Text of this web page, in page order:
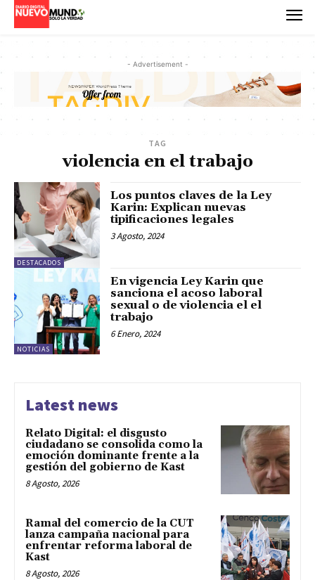
- Advertisement -
TAG
violencia en el trabajo
DESTACADOS
Los puntos claves de la Ley
Karin: Explican nuevas
tipificaciones legales
3 Agosto, 2024
NOTICIAS
En vigencia Ley Karin que
sanciona el acoso laboral
sexual o de violencia el el
trabajo
6 Enero, 2024
Latest news
Relato Digital: el disgusto
ciudadano se consolida como la
emoción dominante frente a la
gestión del gobierno de Kast
8 Agosto, 2026
Ramal del comercio de la CUT
lanza campaña nacional para
enfrentar reforma laboral de
Kast
8 Agosto, 2026